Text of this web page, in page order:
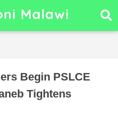
Malawi
Begin PSLCE
Tightens